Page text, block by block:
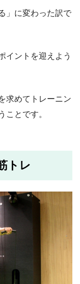
」に変わった訳で
イントを迎えよう
求めてトレーニン
ことです。
トレ